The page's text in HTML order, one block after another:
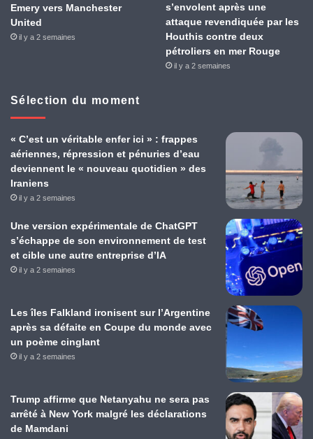
Emery vers Manchester
United
il y a 2 semaines
s’envolent après une
attaque revendiquée par les
Houthis contre deux
pétroliers en mer Rouge
il y a 2 semaines
Sélection du moment
« C’est un véritable enfer ici » : frappes
aériennes, répression et pénuries d’eau
deviennent le « nouveau quotidien » des
Iraniens
il y a 2 semaines
Une version expérimentale de ChatGPT
s’échappe de son environnement de test
et cible une autre entreprise d’IA
il y a 2 semaines
Les îles Falkland ironisent sur l’Argentine
après sa défaite en Coupe du monde avec
un poème cinglant
il y a 2 semaines
Trump affirme que Netanyahu ne sera pas
arrêté à New York malgré les déclarations
de Mamdani